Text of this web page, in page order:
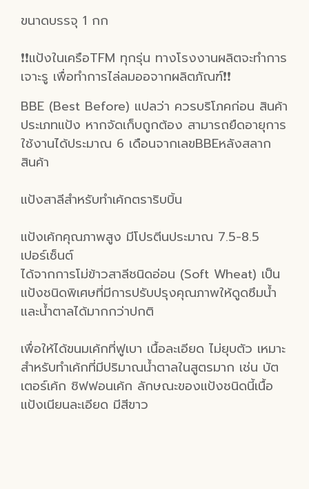
ขนาดบรรจุ 1 กก
❗️❗️แป้งในเครือTFM ทุกรุ่น ทางโรงงานผลิตจะทำการ
เจาะรู เพื่อทำการไล่ลมออจากผลิตภัณฑ์❗️❗️
BBE (Best Before) แปลว่า ควรบริโภคก่อน สินค้า
ประเภทแป้ง หากจัดเก็บถูกต้อง สามารถยืดอายุการ
ใช้งานได้ประมาณ 6 เดือนจากเลขBBEหลังสลาก
สินค้า
แป้งสาลีสำหรับทำเค้กตราริบบิ้น
แป้งเค้กคุณภาพสูง มีโปรตีนประมาณ 7.5-8.5
เปอร์เซ็นต์
ได้จากการโม่ข้าวสาลีชนิดอ่อน (Soft Wheat) เป็น
แป้งชนิดพิเศษที่มีการปรับปรุงคุณภาพให้ดูดซึมน้ำ
และน้ำตาลได้มากกว่าปกติ
เพื่อให้ได้ขนมเค้กที่ฟูเบา เนื้อละเอียด ไม่ยุบตัว เหมาะ
สำหรับทำเค้กที่มีปริมาณน้ำตาลในสูตรมาก เช่น บัต
เตอร์เค้ก ชิฟฟอนเค้ก ลักษณะของแป้งชนิดนี้เนื้อ
แป้งเนียนละเอียด มีสีขาว